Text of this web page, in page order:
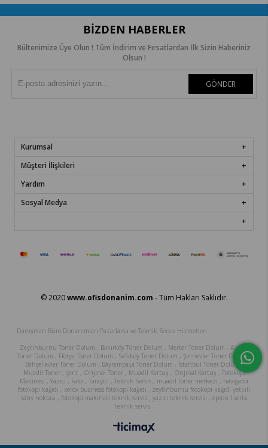
BIZDEN HABERLER
Bültenimize Üye Olun ! Tüm İndirim ve Fırsatlardan İlk Sizin Haberiniz
Olsun !
GÖNDER
Kurumsal
Müşteri İlişkileri
Yardım
Sosyal Medya
© 2020www.ofisdonanim.com - Tüm Hakları Saklıdır.
Danışman Büro Donanımları Pazarlama ve Teknik Servis Hizmetleri
Zeytinburnu Toner Dolum , Bakırköy Toner Dolum , Merter Toner Dolum , Avcılar
Toner Dolum , Florya Toner Dolum , Sefaköy Toner Dolum , Şirinevler Toner Dolum ,
Bahçelievler Toner Dolum , Bayrampaşa Toner Dolum , İstanbul Toner Dolum ,
Muadil Toner , Şerit , Orıjınal Toner , Muadil Kartuş , Orıjınal Kartuş , Fotokopi
Makinesi , Yazıcı , Faks , Tarayıcı , Teknik Servis , muadil toner merkezi , navigator
fotokopi kağıdı , xerox business fotokopi kağıdı , zeytinburnu fotokopi kağıdı yetkili
satış noktası , fotokopi makinesi teknik servis , yazıcı teknik servisi , epson l serisi
teknik servis